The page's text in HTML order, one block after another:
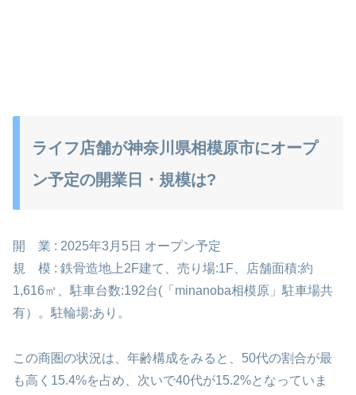
ライフ店舗が神奈川県相模原市にオープ
ン予定の開業日・規模は?
開 業 : 2025年3月5日 オープン予定
規 模 : 鉄骨造地上2F建て、売り場:1F、店舗面積:約
1,616㎡、駐車台数:192台(「minanoba相模原」駐車場共
有）。駐輪場:あり。
この商圏の状況は、年齢構成をみると、50代の割合が最
も高く15.4%を占め、次いで40代が15.2%となっていま